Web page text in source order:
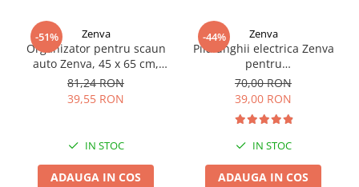
-51% Zenva
Organizator pentru scaun
auto Zenva, 45 x 65 cm,
Suport Tableta,
Impermeabil, Negru,
Protectie Scaun Auto,
81,24 RON
39,55 RON
IN STOC
ADAUGA IN COS
-44% Zenva
Pila unghii electrica Zenva
pentru
bebelusi/copii/adulti, 6
capete de schimb, verde
70,00 RON
39,00 RON
IN STOC
ADAUGA IN COS